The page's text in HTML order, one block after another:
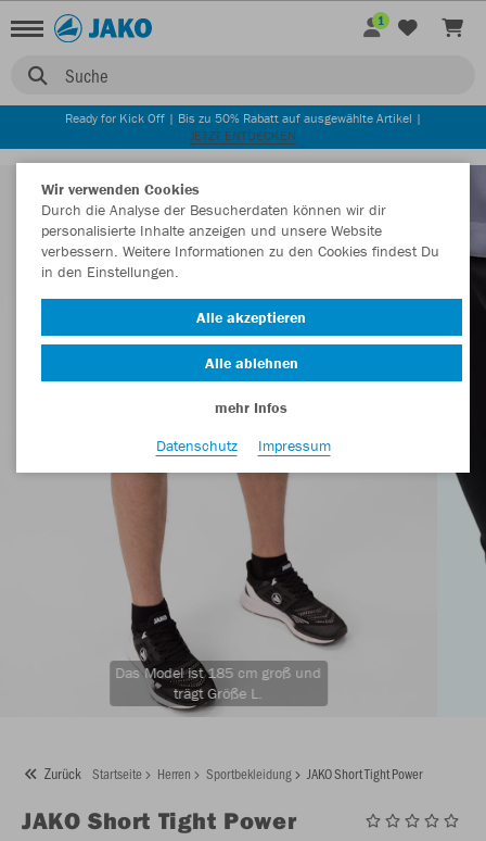
Suche
1
Ready for Kick Off | Bis zu 50% Rabatt auf ausgewählte Artikel |
JETZT ENTDECKEN
Das Model ist 185 cm groß und
trägt Größe L.
Zurück Startseite Herren Sportbekleidung JAKO Short Tight Power
JAKO Short Tight Power
Wir verwenden Cookies
Durch die Analyse der Besucherdaten können wir dir
personalisierte Inhalte anzeigen und unsere Website
verbessern. Weitere Informationen zu den Cookies findest Du
in den Einstellungen.
Alle akzeptieren
Alle ablehnen
mehr Infos
Datenschutz
Impressum